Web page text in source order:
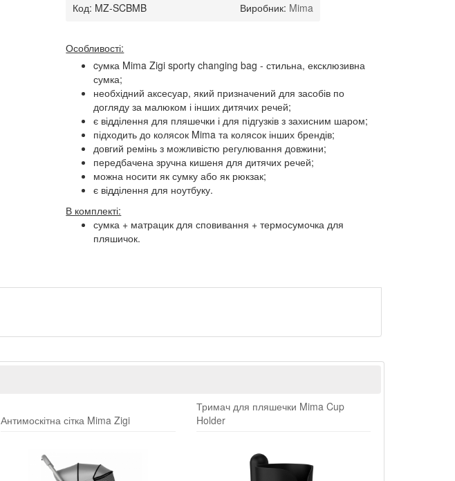
Код: MZ-SCBMB Виробник: Mima
Особливості:
cумка Mima Zigi sporty changing bag - стильна, ексклюзивна
сумка;
необхідний аксесуар, який призначений для засобів по
догляду за малюком і інших дитячих речей;
є відділення для пляшечки і для підгузків з захисним шаром;
підходить до колясок Mima та колясок інших брендів;
довгий ремінь з можливістю регулювання довжини;
передбачена зручна кишеня для дитячих речей;
можна носити як сумку або як рюкзак;
є відділення для ноутбуку.
В комплекті:
сумка + матрацик для сповивання + термосумочка для
пляшичок.
Антимоскітна сітка Mima Zigi
Тримач для пляшечки Mima Cup
Holder